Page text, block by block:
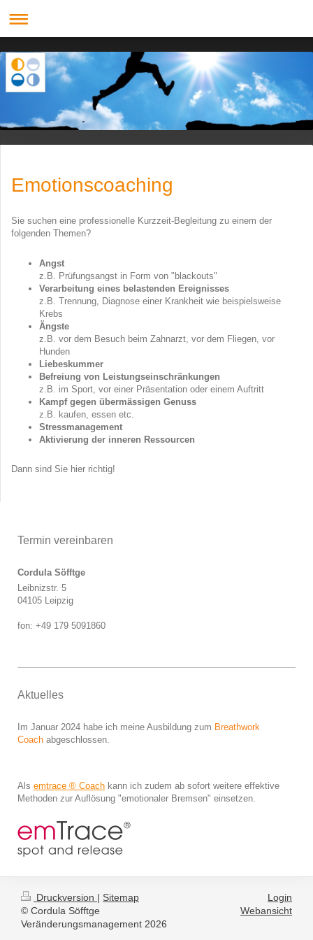
Emotionscoaching
Sie suchen eine professionelle Kurzzeit-Begleitung zu einem der
folgenden Themen?
Angst
z.B. Prüfungsangst in Form von "blackouts"
Verarbeitung eines belastenden Ereignisses
z.B. Trennung, Diagnose einer Krankheit wie beispielsweise
Krebs
Ängste
z.B. vor dem Besuch beim Zahnarzt, vor dem Fliegen, vor
Hunden
Liebeskummer
Befreiung von Leistungseinschränkungen
z.B. im Sport, vor einer Präsentation oder einem Auftritt
Kampf gegen übermässigen Genuss
z.B. kaufen, essen etc.
Stressmanagement
Aktivierung der inneren Ressourcen
Dann sind Sie hier richtig!
Termin vereinbaren
Cordula Söfftge
Leibnizstr. 5
04105 Leipzig
fon: +49 179 5091860
Aktuelles
Im Januar 2024 habe ich meine Ausbildung zum Breathwork
Coach abgeschlossen.
Als emtrace ® Coach kann ich zudem ab sofort weitere effektive
Methoden zur Auflösung "emotionaler Bremsen" einsetzen.
Druckversion | Sitemap
© Cordula Söfftge
Veränderungsmanagement 2026
Login
Webansicht